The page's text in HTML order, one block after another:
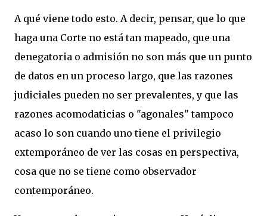
A qué viene todo esto. A decir, pensar, que lo que
haga una Corte no está tan mapeado, que una
denegatoria o admisión no son más que un punto
de datos en un proceso largo, que las razones
judiciales pueden no ser prevalentes, y que las
razones acomodaticias o "agonales" tampoco
acaso lo son cuando uno tiene el privilegio
extemporáneo de ver las cosas en perspectiva,
cosa que no se tiene como observador
contemporáneo.